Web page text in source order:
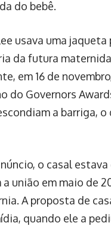
do bebê.
usava uma
da futura
em 16 de
do Governors
a barriga,
o casal
união em maio de
A proposta de
quando ele a